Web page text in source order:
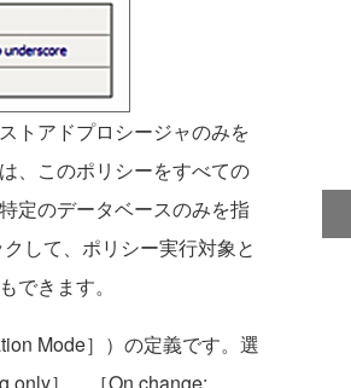
トアドプロシージャのみを
、このポリシーをすべての
定のデータベースのみを指
して、ポリシー実行対象と
できます。
Mode］）の定義です。選